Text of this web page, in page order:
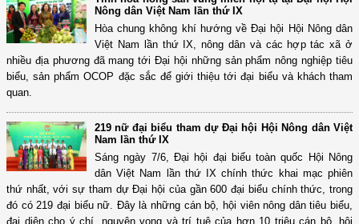
Nông dân Việt Nam lần thứ IX
Hòa chung không khí hướng về Đại hội Hội Nông dân
Việt Nam lần thứ IX, nông dân và các hợp tác xã ở
nhiều địa phương đã mang tới Đại hội những sản phẩm nông nghiệp tiêu
biểu, sản phẩm OCOP đặc sắc để giới thiệu tới đại biểu và khách tham
quan.
219 nữ đại biểu tham dự Đại hội Hội Nông dân Việt
Nam lần thứ IX
Sáng ngày 7/6, Đại hội đại biểu toàn quốc Hội Nông
dân Việt Nam lần thứ IX chính thức khai mạc phiên
thứ nhất, với sự tham dự Đại hội của gần 600 đại biểu chính thức, trong
đó có 219 đại biểu nữ. Đây là những cán bộ, hội viên nông dân tiêu biểu,
đại diện cho ý chí, nguyện vọng và trí tuệ của hơn 10 triệu cán bộ, hội